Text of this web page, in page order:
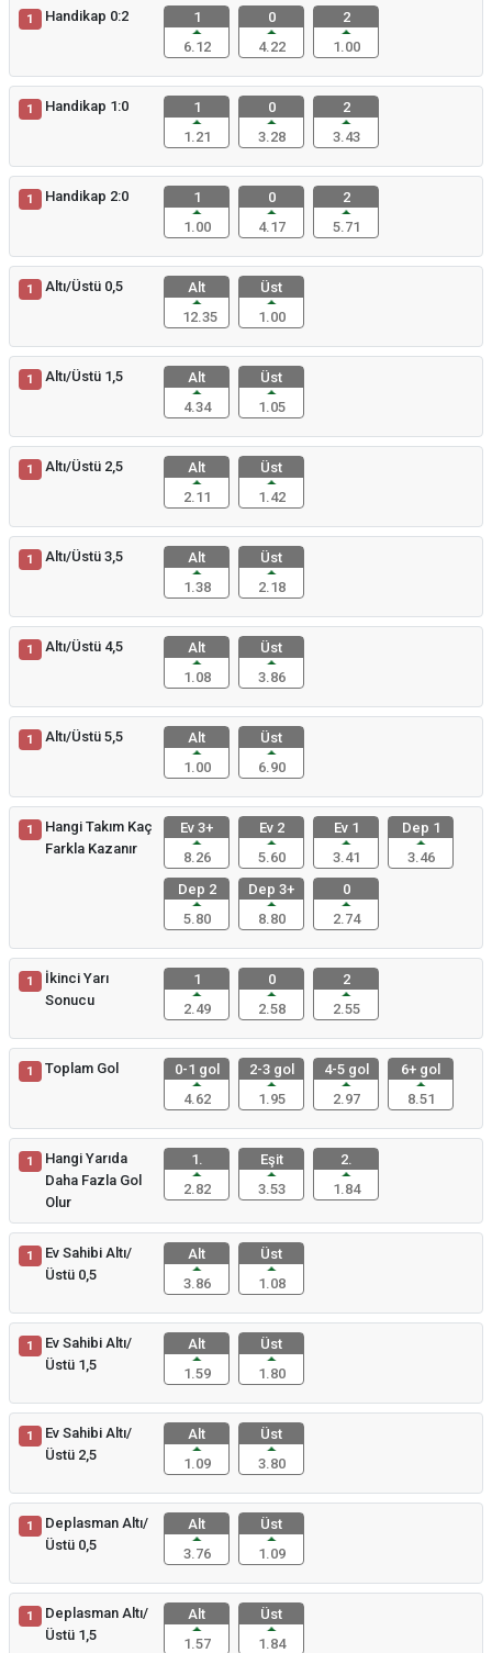
1 Handikap 0:2
1
6.12
0
4.22
2
1.00
1 Handikap 1:0
1
1.21
0
3.28
2
3.43
1 Handikap 2:0
1
1.00
0
4.17
2
5.71
1 Altı/Üstü 0,5
Alt
12.35
Üst
1.00
1 Altı/Üstü 1,5
Alt
4.34
Üst
1.05
1 Altı/Üstü 2,5
Alt
2.11
Üst
1.42
1 Altı/Üstü 3,5
Alt
1.38
Üst
2.18
1 Altı/Üstü 4,5
Alt
1.08
Üst
3.86
1 Altı/Üstü 5,5
Alt
1.00
Üst
6.90
1
Hangi Takım Kaç
Farkla Kazanır
Ev 3+
8.26
Ev 2
5.60
Ev 1
3.41
Dep 1
3.46
Dep 2
5.80
Dep 3+
8.80
0
2.74
1
İkinci Yarı
Sonucu
1
2.49
0
2.58
2
2.55
1 Toplam Gol
0-1 gol
4.62
2-3 gol
1.95
4-5 gol
2.97
6+ gol
8.51
1
Hangi Yarıda
Daha Fazla Gol
Olur
1.
2.82
Eşit
3.53
2.
1.84
1
Ev Sahibi Altı/
Üstü 0,5
Alt
3.86
Üst
1.08
1
Ev Sahibi Altı/
Üstü 1,5
Alt
1.59
Üst
1.80
1
Ev Sahibi Altı/
Üstü 2,5
Alt
1.09
Üst
3.80
1
Deplasman Altı/
Üstü 0,5
Alt
3.76
Üst
1.09
1
Deplasman Altı/
Üstü 1,5
Alt
1.57
Üst
1.84